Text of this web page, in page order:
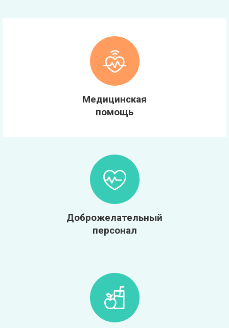
Медицинская
помощь
Доброжелательный
персонал